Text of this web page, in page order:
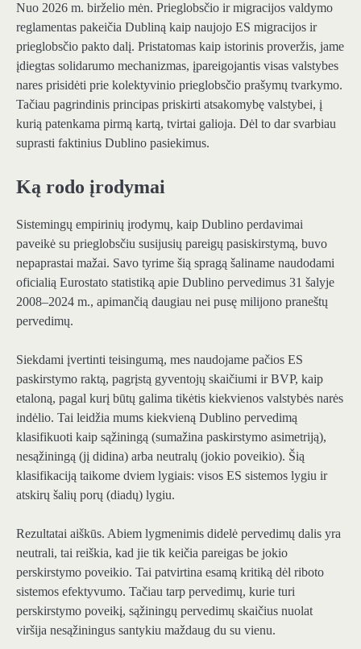
Nuo 2026 m. birželio mėn. Prieglobsčio ir migracijos valdymo
reglamentas pakeičia Dubliną kaip naujojo ES migracijos ir
prieglobsčio pakto dalį. Pristatomas kaip istorinis proveržis, jame
įdiegtas solidarumo mechanizmas, įpareigojantis visas valstybes
nares prisidėti prie kolektyvinio prieglobsčio prašymų tvarkymo.
Tačiau pagrindinis principas priskirti atsakomybę valstybei, į
kurią patenkama pirmą kartą, tvirtai galioja. Dėl to dar svarbiau
suprasti faktinius Dublino pasiekimus.
Ką rodo įrodymai
Sistemingų empirinių įrodymų, kaip Dublino perdavimai
paveikė su prieglobsčiu susijusių pareigų pasiskirstymą, buvo
nepaprastai mažai. Savo tyrime šią spragą šaliname naudodami
oficialią Eurostato statistiką apie Dublino pervedimus 31 šalyje
2008–2024 m., apimančią daugiau nei pusę milijono praneštų
pervedimų.
Siekdami įvertinti teisingumą, mes naudojame pačios ES
paskirstymo raktą, pagrįstą gyventojų skaičiumi ir BVP, kaip
etaloną, pagal kurį būtų galima tikėtis kiekvienos valstybės narės
indėlio. Tai leidžia mums kiekvieną Dublino pervedimą
klasifikuoti kaip sąžiningą (sumažina paskirstymo asimetriją),
nesąžiningą (jį didina) arba neutralų (jokio poveikio). Šią
klasifikaciją taikome dviem lygiais: visos ES sistemos lygiu ir
atskirų šalių porų (diadų) lygiu.
Rezultatai aiškūs. Abiem lygmenimis didelė pervedimų dalis yra
neutrali, tai reiškia, kad jie tik keičia pareigas be jokio
perskirstymo poveikio. Tai patvirtina esamą kritiką dėl riboto
sistemos efektyvumo. Tačiau tarp pervedimų, kurie turi
perskirstymo poveikį, sąžiningų pervedimų skaičius nuolat
viršija nesąžiningus santykiu maždaug du su vienu.